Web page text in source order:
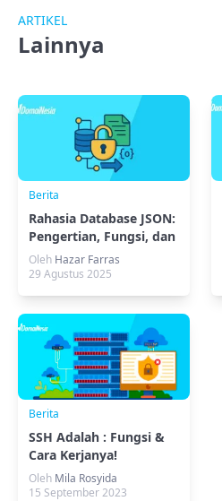
ARTIKEL
Lainnya
Berita
Rahasia Database JSON:
Pengertian, Fungsi, dan
Kelebihannya
Oleh Hazar Farras
29 Agustus 2025
Berita
SSH Adalah : Fungsi &
Cara Kerjanya!
Oleh Mila Rosyida
15 September 2023